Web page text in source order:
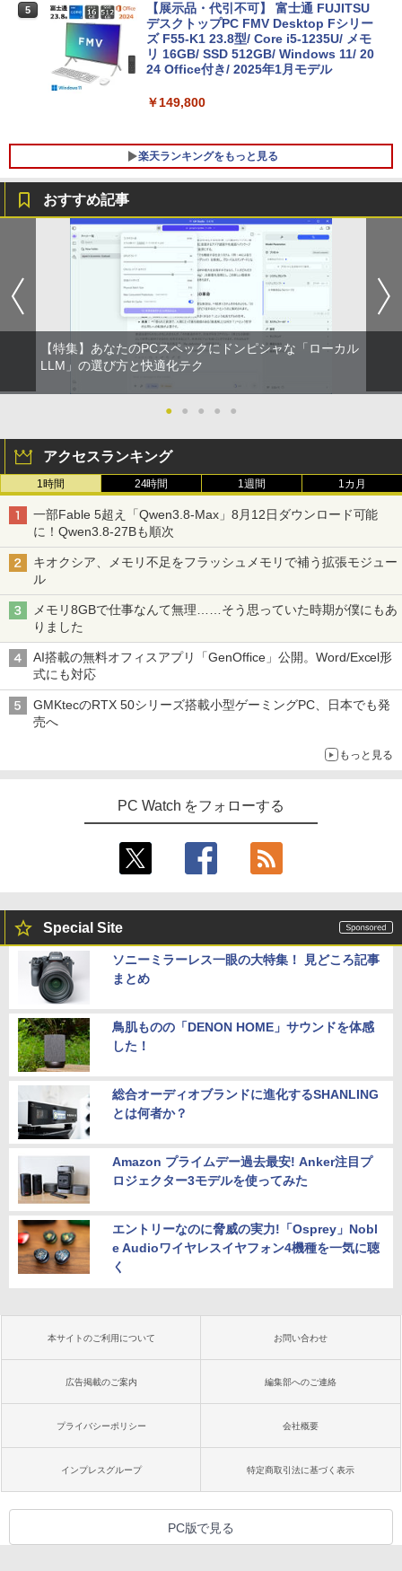
MS Office 2024 H&B 搭載｜14型 WEB
カメラ 指紋認証 搭載モデル｜中古 ノー
トパソコン Windows11 Office 付き｜D
降 1.60GHz 4コア 8スレッド メモリ 8G
￥29,800
5
【展示品・代引不可】 富士通 FUJITSU
デスクトップPC FMV Desktop Fシリー
ズ F55-K1 23.8型/ Core i5-1235U/ メモ
リ 16GB/ SSD 512GB/ Windows 11/ 20
24 Office付き/ 2025年1月モデル
￥149,800
楽天ランキングをもっと見る
【500円クーポン＋ポイント最大31.5%還
元！】モバイルモニター 15.6 インチ FH
D 1920×1080 1080P Fast IPS パネル 非
光沢 1000:1 高コントラスト 超軽量 600
g スピーカー内蔵 Type-C/HDMI 接続 PS
5/Switch/PC/スマホ対応
￥8,490
Dell モニター 19インチ P1917S IPSパネ
高さ調整 中古ディスプレイ
￥8,800
【楽天1位!1,600円OFFクーポン 8/4 20:
00-8/11 01:59】Xiaomi Monitor A24i 20
26 ディスプレイ 1080P 23.8インチ 144
万色 300nits ΔE＜1 低ブルーライト 大
画面 TÜV認証 目にやさしい 調整可能な
￥12,580
P1.4 sRGB128％ IPS Adaptive-Sync ブ
ゼン
モニター 14インチ 2K 2160x1440 3:2 ア
スペクト 100%sRGB 400cd/m? 光沢IPS
パネル 色鮮やか 470g 超軽量 Type-C対
応 miniHDMI モニター サブディスプレイ
テレワーク EVICIV
【送料無料】感動する地図帖 世界って面
白い!となる100テーマ／イアン・ライト
／Infographic．ly／片山美佳子
￥2,420
誤謬論入門[本/雑誌] 優れた議論の実践ガ
卓三/監訳 今村真由子/訳
3
Aランクパーティを離脱した俺は、元教
え子たちと迷宮深部を目指す。（13）
【電子書籍】[ ユーリ ]
￥792
★8月中旬発送予定★ 宇宙兄弟 全巻セ
乙女ゲー世界はモブに厳しい世界です
【共和国編】 02 【電子書籍】[ 三
￥924
おすすめ記事
【特集】あなたのPCスペックにドンピシャな「ローカル
LLM」の選び方と快適化テク
● ● ● ● ●
アクセスランキング
1時間 24時間 1週間 1カ月
一部Fable 5超え「Qwen3.8-Max」8月12日ダウンロード可能
に！Qwen3.8-27Bも順次
キオクシア、メモリ不足をフラッシュメモリで補う拡張モジュー
ル
メモリ8GBで仕事なんて無理……そう思っていた時期が僕にもあ
りました
AI搭載の無料オフィスアプリ「GenOffice」公開。Word/Excel形
式にも対応
GMKtecのRTX 50シリーズ搭載小型ゲーミングPC、日本でも発
売へ
もっと見る
PC Watch をフォローする
Special Site
ソニーミラーレス一眼の大特集！ 見どころ記事
まとめ
鳥肌ものの「DENON HOME」サウンドを体感
した！
総合オーディオブランドに進化するSHANLING
とは何者か？
Amazon プライムデー過去最安! Anker注目プ
ロジェクター3モデルを使ってみた
エントリーなのに脅威の実力!「Osprey」Nobl
e Audioワイヤレスイヤフォン4機種を一気に聴
く
本サイトのご利用について お問い合わせ
広告掲載のご案内 編集部へのご連絡
プライバシーポリシー 会社概要
インプレスグループ 特定商取引法に基づく表示
PC版で見る